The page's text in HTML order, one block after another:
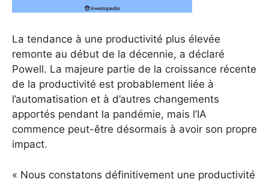
La tendance à une productivité plus élevée
remonte au début de la décennie, a déclaré
Powell. La majeure partie de la croissance récente
de la productivité est probablement liée à
l’automatisation et à d’autres changements
apportés pendant la pandémie, mais l’IA
commence peut-être désormais à avoir son propre
impact.
« Nous constatons définitivement une productivité